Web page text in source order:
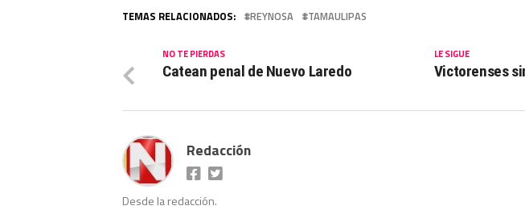
TEMAS RELACIONADOS: REYNOSA TAMAULIPAS
LE SIGUE
Victorenses
NO TE PIERDAS
Catean penal de Nuevo Laredo
Redacción
Desde la redacción.